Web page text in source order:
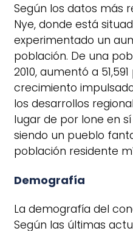
Según los datos más
Nye, donde está
experimentado un
población. De una
2010, aumentó a
crecimiento
los desarrollos
lugar de por Ione en
siendo un pueblo
población residente
Demografía
La demografía del
Según las últimas